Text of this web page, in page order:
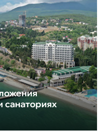
санаториях